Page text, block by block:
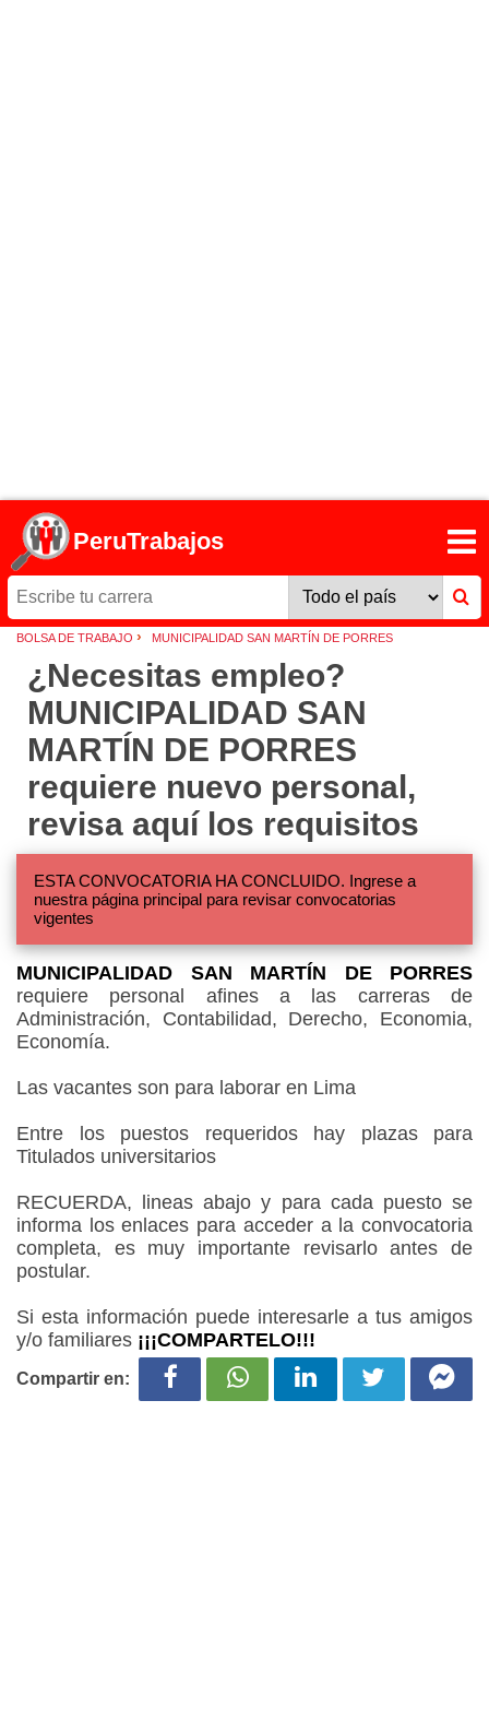
PeruTrabajos
BOLSA DE TRABAJO › MUNICIPALIDAD SAN MARTÍN DE PORRES
¿Necesitas empleo?
MUNICIPALIDAD SAN
MARTÍN DE PORRES
requiere nuevo personal,
revisa aquí los requisitos
ESTA CONVOCATORIA HA CONCLUIDO. Ingrese a
nuestra página principal para revisar convocatorias
vigentes
MUNICIPALIDAD SAN MARTÍN DE PORRES
requiere personal afines a las carreras de
Administración, Contabilidad, Derecho, Economia,
Economía.
Las vacantes son para laborar en Lima
Entre los puestos requeridos hay plazas para
Titulados universitarios
RECUERDA, lineas abajo y para cada puesto se
informa los enlaces para acceder a la convocatoria
completa, es muy importante revisarlo antes de
postular.
Si esta información puede interesarle a tus amigos
y/o familiares ¡¡¡COMPARTELO!!!
Compartir en: